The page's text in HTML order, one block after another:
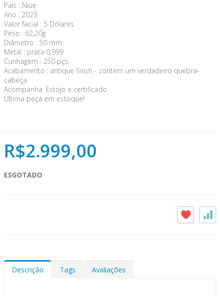
País : Niue
Ano : 2023
Valor facial : 5 Dólares
Peso : 62,20g
Diâmetro : 50 mm
Metal : prata 0,999
Cunhagem : 250 pçs
Acabamento : antique finish - contem um verdadeiro quebra-
cabeça
Acompanha: Estojo e certificado.
Ultima peça em estoque!
R$2.999,00
ESGOTADO
Descrição Tags Avaliações